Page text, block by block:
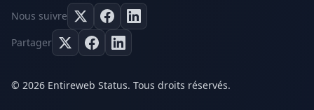
Nous suivre
Partager
© 2026 Entireweb Status. Tous droits réservés.